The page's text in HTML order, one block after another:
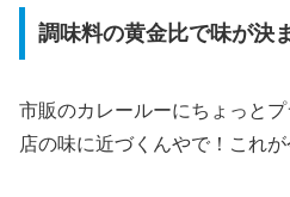
調味料の黄金比で味が決
市販のカレールーにちょっと
店の味に近づくんやで！これ